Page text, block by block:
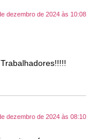
dezembro de 2024 às 10:08
dezembro de 2024 às 08:10